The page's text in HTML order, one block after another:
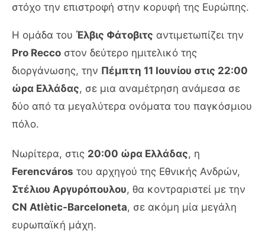
στόχο την επιστροφή στην κορυφή της Ευρώπης.
Η ομάδα του Έλβις Φάτοβιτς αντιμετωπίζει την
Pro Recco στον δεύτερο ημιτελικό της
διοργάνωσης, την Πέμπτη 11 Ιουνίου στις 22:00
ώρα Ελλάδας, σε μια αναμέτρηση ανάμεσα σε
δύο από τα μεγαλύτερα ονόματα του παγκόσμιου
πόλο.
Νωρίτερα, στις 20:00 ώρα Ελλάδας, η
Ferencváros του αρχηγού της Εθνικής Ανδρών,
Στέλιου Αργυρόπουλου, θα κοντραριστεί με την
CN Atlètic-Barceloneta, σε ακόμη μία μεγάλη
ευρωπαϊκή μάχη.